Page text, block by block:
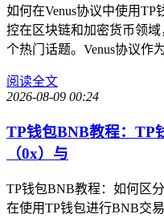
如何在Venus协议中使用
控在区块链和加密货币领
个热门话题。Venus协议作
阅读全文
2026-08-09 00:24
TP钱包BNB教程：TP
（0x）与
TP钱包BNB教程：如何区
在使用TP钱包进行BNB交